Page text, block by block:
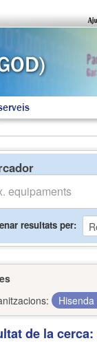
resultats per
Hisenda
de la